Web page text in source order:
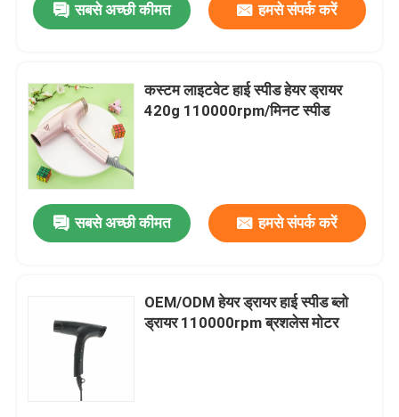
सबसे अच्छी कीमत हमसे संपर्क करें
कस्टम लाइटवेट हाई स्पीड हेयर ड्रायर
420g 110000rpm/मिनट स्पीड
सबसे अच्छी कीमत हमसे संपर्क करें
OEM/ODM हेयर ड्रायर हाई स्पीड ब्लो
ड्रायर 110000rpm ब्रशलेस मोटर